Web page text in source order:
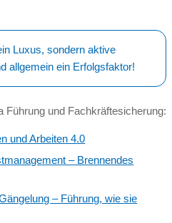
Luxus, sondern aktive
allgemein ein Erfolgsfaktor!
Führung und Fachkräftesicherung:
und Arbeiten 4.0
– Brennendes
– Führung, wie sie